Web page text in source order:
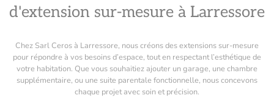
d'extension sur-mesure à Larressore
Chez Sarl Ceros à Larressore, nous créons des extensions sur-mesure
pour répondre à vos besoins d’espace, tout en respectant l’esthétique de
votre habitation. Que vous souhaitiez ajouter un garage, une chambre
supplémentaire, ou une suite parentale fonctionnelle, nous concevons
chaque projet avec soin et précision.